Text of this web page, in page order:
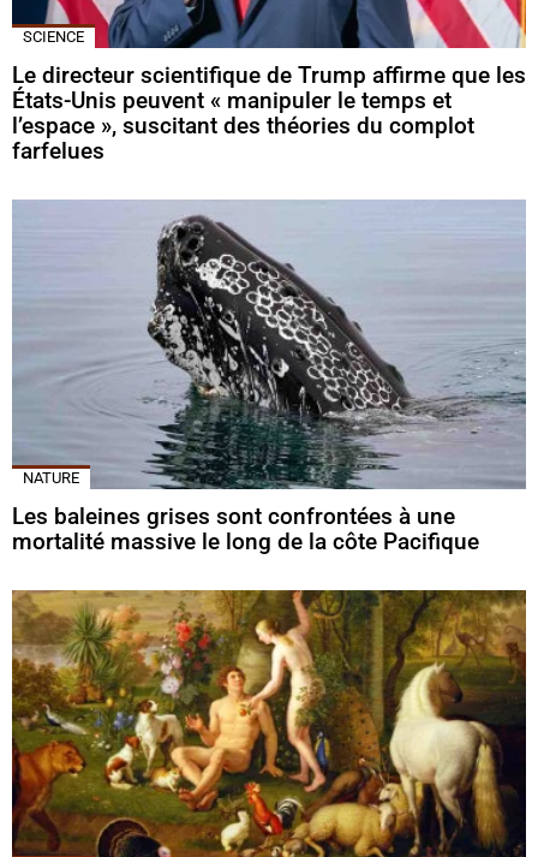
SCIENCE
Le directeur scientifique de Trump affirme que les
États-Unis peuvent « manipuler le temps et
l’espace », suscitant des théories du complot
farfelues
NATURE
Les baleines grises sont confrontées à une
mortalité massive le long de la côte Pacifique